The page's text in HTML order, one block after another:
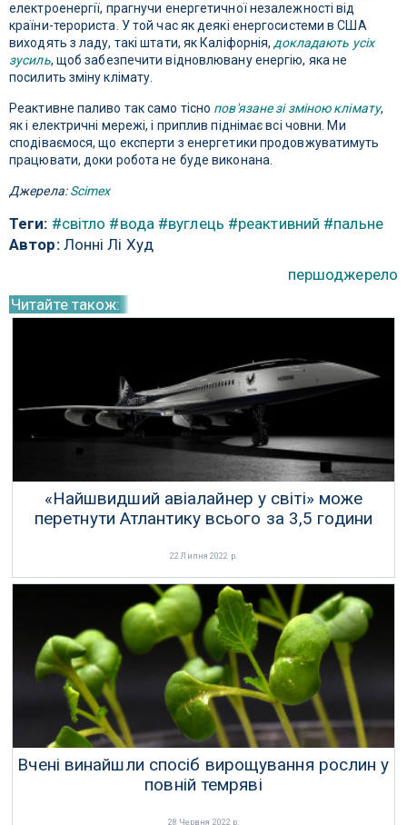
електроенергії, прагнучи енергетичної незалежності від
країни-терориста. У той час як деякі енергосистеми в США
виходять з ладу, такі штати, як Каліфорнія,докладають усіх
зусиль, щоб забезпечити відновлювану енергію, яка не
посилить зміну клімату.
Реактивне паливо так само тісно пов'язане зі зміною клімату,
як і електричні мережі, і приплив піднімає всі човни. Ми
сподіваємося, що експерти з енергетики продовжуватимуть
працювати, доки робота не буде виконана.
Джерела:Scimex
Теги: #світло #вода #вуглець #реактивний #пальне
Автор:Лонні Лі Худ
першоджерело
Читайте також:
«Найшвидший авіалайнер у світі» може
перетнути Атлантику всього за 3,5 години
22 Липня 2022 р.
Вчені винайшли спосіб вирощування рослин у
повній темряві
28 Червня 2022 р.